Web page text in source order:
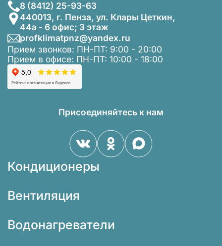
8 (8412) 25-93-63
440013, г. Пенза, ул. Клары Цеткин,
44а - 6 офис; 3 этаж
profklimatpnz@yandex.ru
Прием звонков: ПН-ПТ: 9:00 - 20:00
Прием в офисе: ПН-ПТ: 10:00 - 18:00
Присоединяйтесь к нам
Кондиционеры
Вентиляция
Водонагреватели